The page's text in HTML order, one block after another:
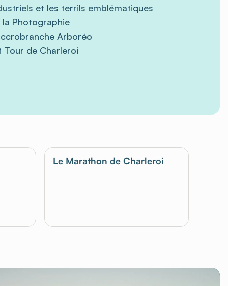
et les terrils emblématiques
la Photographie
Arboréo
Tour de Charleroi
Le Marathon de Charleroi